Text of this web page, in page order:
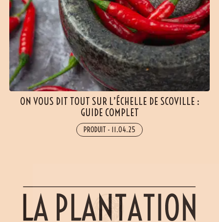
ON VOUS DIT TOUT SUR L’ÉCHELLE DE SCOVILLE :
GUIDE COMPLET
PRODUIT - 11.04.25